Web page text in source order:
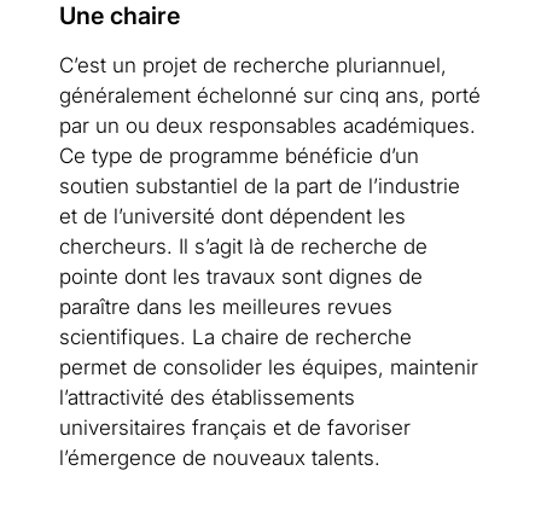
Une chaire
C’est un projet de recherche pluriannuel,
généralement échelonné sur cinq ans, porté
par un ou deux responsables académiques.
Ce type de programme bénéficie d’un
soutien substantiel de la part de l’industrie
et de l’université dont dépendent les
chercheurs. Il s’agit là de recherche de
pointe dont les travaux sont dignes de
paraître dans les meilleures revues
scientifiques. La chaire de recherche
permet de consolider les équipes, maintenir
l’attractivité des établissements
universitaires français et de favoriser
l’émergence de nouveaux talents.